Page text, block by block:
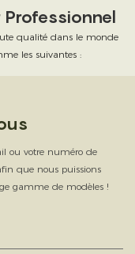
Professionnel
qualité dans le monde
les suivantes :
ou votre numéro de
que nous puissions
gamme de modèles !